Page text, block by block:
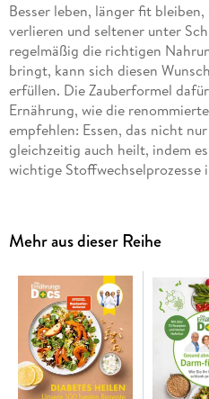
Besser leben, länger fit
verlieren und seltener unter
regelmäßig die richtigen
bringt, kann sich diesen
erfüllen. Die Zauberformel
Ernährung, wie die
empfehlen: Essen, das nicht
gleichzeitig auch heilt, indem
wichtige Stoffwechselprozesse
der Entstehung vieler
entscheidende Rolle. Ohne
sie im Laufe des Lebens und
obwohl wir sie mit den
Keim ersticken könnten. Die
präsentieren in diesem Super-
Rezepten und halten sich
beste Medizin kommt aus dem
Mehr aus dieser Reihe